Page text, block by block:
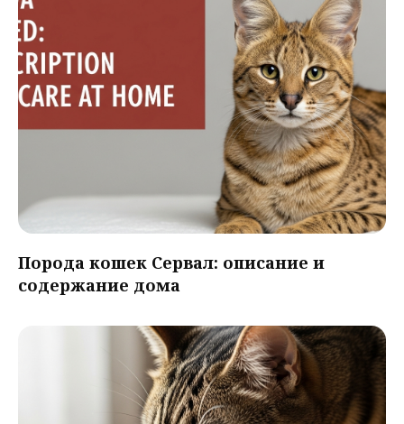
Порода кошек Сервал: описание и
содержание дома